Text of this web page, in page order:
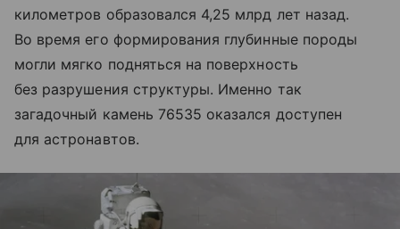
километров образовался 4,25 млрд лет назад.
Во время его формирования глубинные породы
могли мягко подняться на поверхность
без разрушения структуры. Именно так
загадочный камень 76535 оказался доступен
для астронавтов.